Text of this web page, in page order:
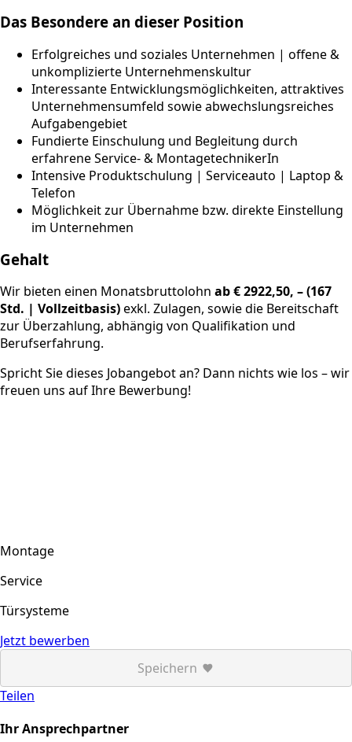
Das Besondere an dieser Position
Erfolgreiches und soziales Unternehmen | offene &
unkomplizierte Unternehmenskultur
Interessante Entwicklungsmöglichkeiten, attraktives
Unternehmensumfeld sowie abwechslungsreiches
Aufgabengebiet
Fundierte Einschulung und Begleitung durch
erfahrene Service- & MontagetechnikerIn
Intensive Produktschulung | Serviceauto | Laptop &
Telefon
Möglichkeit zur Übernahme bzw. direkte Einstellung
im Unternehmen
Gehalt
Wir bieten einen Monatsbruttolohn ab € 2922,50, – (167
Std. | Vollzeitbasis)exkl. Zulagen, sowie die Bereitschaft
zur Überzahlung, abhängig von Qualifikation und
Berufserfahrung.
Spricht Sie dieses Jobangebot an? Dann nichts wie los – wir
freuen uns auf Ihre Bewerbung!
Montage
Service
Türsysteme
Jetzt bewerben
Speichern
Teilen
Ihr Ansprechpartner